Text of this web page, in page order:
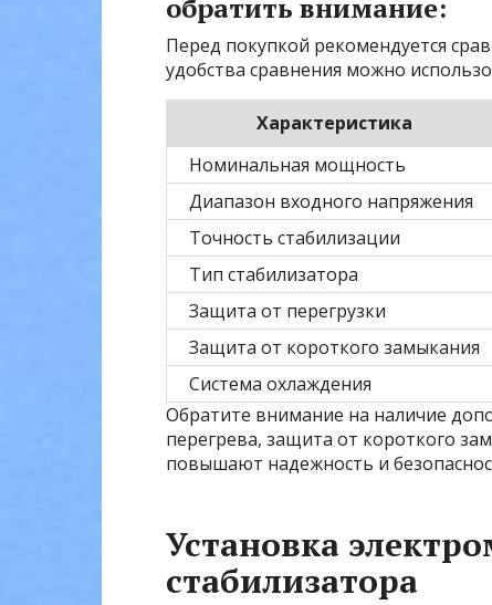
обратить внимание:
Перед покупкой рекомендуется
удобства сравнения можно
Характеристика
Номинальная мощность
Диапазон входного напряжения
Точность стабилизации
Тип стабилизатора
Защита от перегрузки
Защита от короткого замыкания
Система охлаждения
Обратите внимание на наличие
перегрева, защита от короткого
повышают надежность и
Установка
стабилизатора